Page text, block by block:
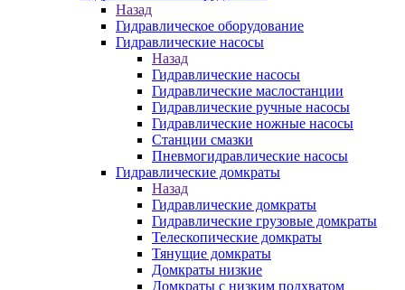
Назад
Гидравлическое оборудование
Гидравлические насосы
Назад
Гидравлические насосы
Гидравлические маслостанции
Гидравлические ручные насосы
Гидравлические ножные насосы
Станции смазки
Пневмогидравлические насосы
Гидравлические домкраты
Назад
Гидравлические домкраты
Гидравлические грузовые домкраты
Телескопические домкраты
Тянущие домкраты
Домкраты низкие
Домкраты с низким подхватом